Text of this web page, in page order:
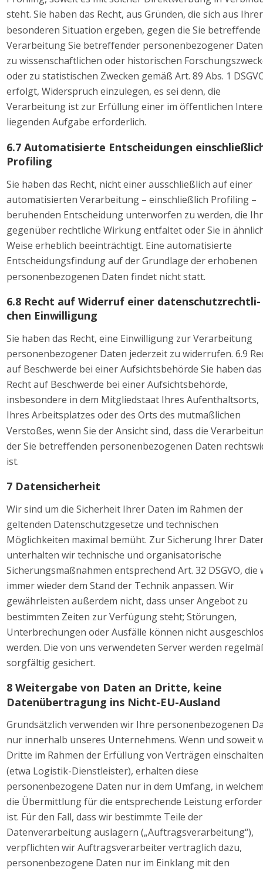
steht. Sie haben das Recht, aus Gründen, die sich aus
besonderen Situation ergeben, gegen die Sie betreffende
Verarbeitung Sie betreffender personenbezogener
zu wissenschaftlichen oder historischen
oder zu statistischen Zwecken gemäß Art. 89 Abs. 1
erfolgt, Widerspruch einzulegen, es sei denn, die
Verarbeitung ist zur Erfüllung einer im öffentlichen
liegenden Aufgabe erforderlich.
6.7 Automatisierte Entscheidungen
Profiling
Sie haben das Recht, nicht einer ausschließlich auf einer
automatisierten Verarbeitung – einschließlich Profiling –
beruhenden Entscheidung unterworfen zu werden, die
gegenüber rechtliche Wirkung entfaltet oder Sie in
Weise erheblich beeinträchtigt. Eine automatisierte
Entscheidungsfindung auf der Grundlage der erhobenen
personenbezogenen Daten findet nicht statt.
6.8 Recht auf Widerruf einer datenschutzrechtli-
chen Einwilligung
Sie haben das Recht, eine Einwilligung zur Verarbeitung
personenbezogener Daten jederzeit zu widerrufen. 6.9
auf Beschwerde bei einer Aufsichtsbehörde Sie haben
Recht auf Beschwerde bei einer Aufsichtsbehörde,
insbesondere in dem Mitgliedstaat Ihres Aufenthaltsorts,
Ihres Arbeitsplatzes oder des Orts des mutmaßlichen
Verstoßes, wenn Sie der Ansicht sind, dass die
der Sie betreffenden personenbezogenen Daten
ist.
7 Datensicherheit
Wir sind um die Sicherheit Ihrer Daten im Rahmen der
geltenden Datenschutzgesetze und technischen
Möglichkeiten maximal bemüht. Zur Sicherung Ihrer
unterhalten wir technische und organisatorische
Sicherungsmaßnahmen entsprechend Art. 32 DSGVO,
immer wieder dem Stand der Technik anpassen. Wir
gewährleisten außerdem nicht, dass unser Angebot zu
bestimmten Zeiten zur Verfügung steht; Störungen,
Unterbrechungen oder Ausfälle können nicht
werden. Die von uns verwendeten Server werden
sorgfältig gesichert.
8 Weitergabe von Daten an Dritte, keine
Datenübertragung ins Nicht-EU-Ausland
Grundsätzlich verwenden wir Ihre personenbezogenen
nur innerhalb unseres Unternehmens. Wenn und soweit
Dritte im Rahmen der Erfüllung von Verträgen
(etwa Logistik-Dienstleister), erhalten diese
personenbezogene Daten nur in dem Umfang, in
die Übermittlung für die entsprechende Leistung
ist. Für den Fall, dass wir bestimmte Teile der
Datenverarbeitung auslagern („Auftragsverarbeitung“),
verpflichten wir Auftragsverarbeiter vertraglich dazu,
personenbezogene Daten nur im Einklang mit den